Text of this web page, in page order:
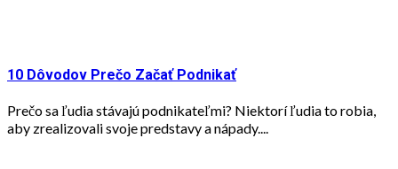
10 Dôvodov Prečo Začať Podnikať
Prečo sa ľudia stávajú podnikateľmi? Niektorí ľudia to robia,
aby zrealizovali svoje predstavy a nápady....